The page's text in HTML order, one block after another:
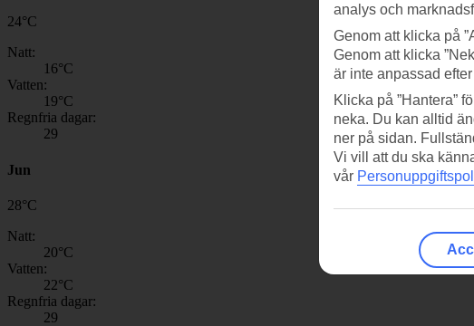
24°C
Natt:
16°C
Vatten:
19°C
Regnfria dagar:
29
Jun
28°C
Natt:
20°C
Vatten:
22°C
Regnfria dagar:
29
analys och
Genom att klicka på
Genom att klicka
är inte anpassad
Klicka på ”Hantera”
neka. Du kan alltid
ner på sidan.
Vi vill att du ska
vår